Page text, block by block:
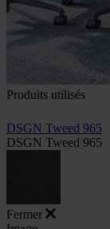
Produits utilisés
DSGN Tweed 965
DSGN Tweed 965
Fermer